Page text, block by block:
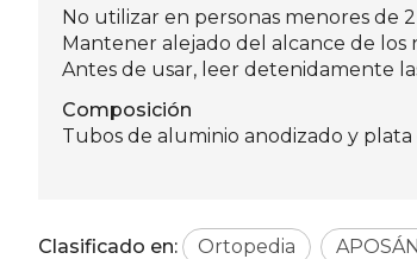
No utilizar en personas menores de
Mantener alejado del alcance de los
Antes de usar, leer detenidamente
Composición
Tubos de aluminio anodizado y
Clasificado en: Ortopedia APOSÁN